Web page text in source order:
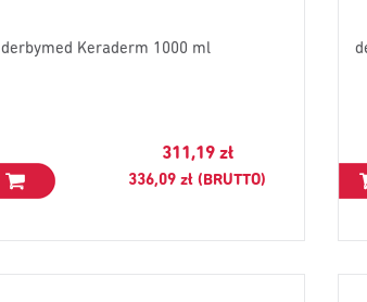
derbymed Keraderm 1000 ml
311,19 zł
336,09 zł (BRUTTO)